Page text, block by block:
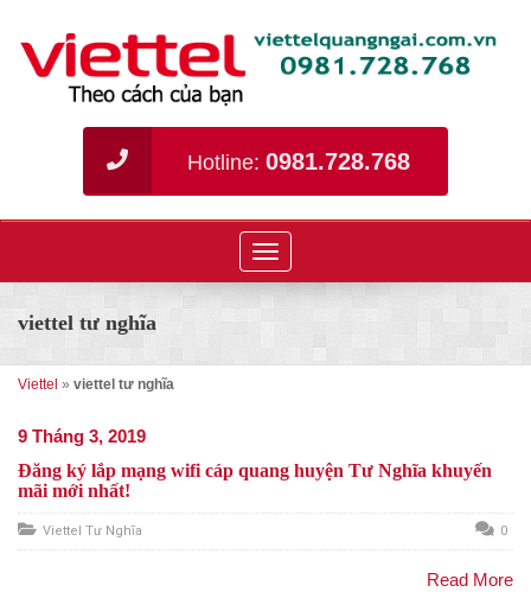
Hotline: 0981.728.768
Toggle
navigation
viettel tư nghĩa
Viettel » viettel tư nghĩa
9 Tháng 3, 2019
Đăng ký lắp mạng wifi cáp quang huyện Tư Nghĩa khuyến
mãi mới nhất!
Viettel Tư Nghĩa 0
Read More